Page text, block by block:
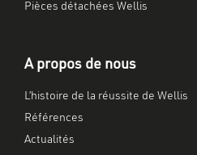
Pièces détachées Wellis
A propos de nous
L’histoire de la réussite de Wellis
Références
Actualités